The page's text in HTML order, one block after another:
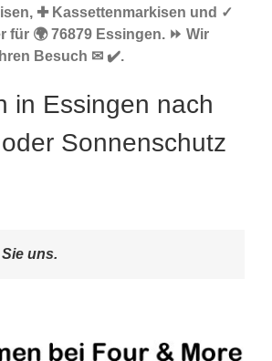
✚ Kassettenmarkisen und ✓
für 🌍 76879 Essingen. ⏩ Wir
Besuch ✉ ✔️.
in Essingen nach
Sonnenschutz
uns.